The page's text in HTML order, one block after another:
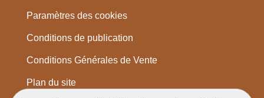
Paramètres des cookies
Conditions de publication
Conditions Générales de Vente
Plan du site